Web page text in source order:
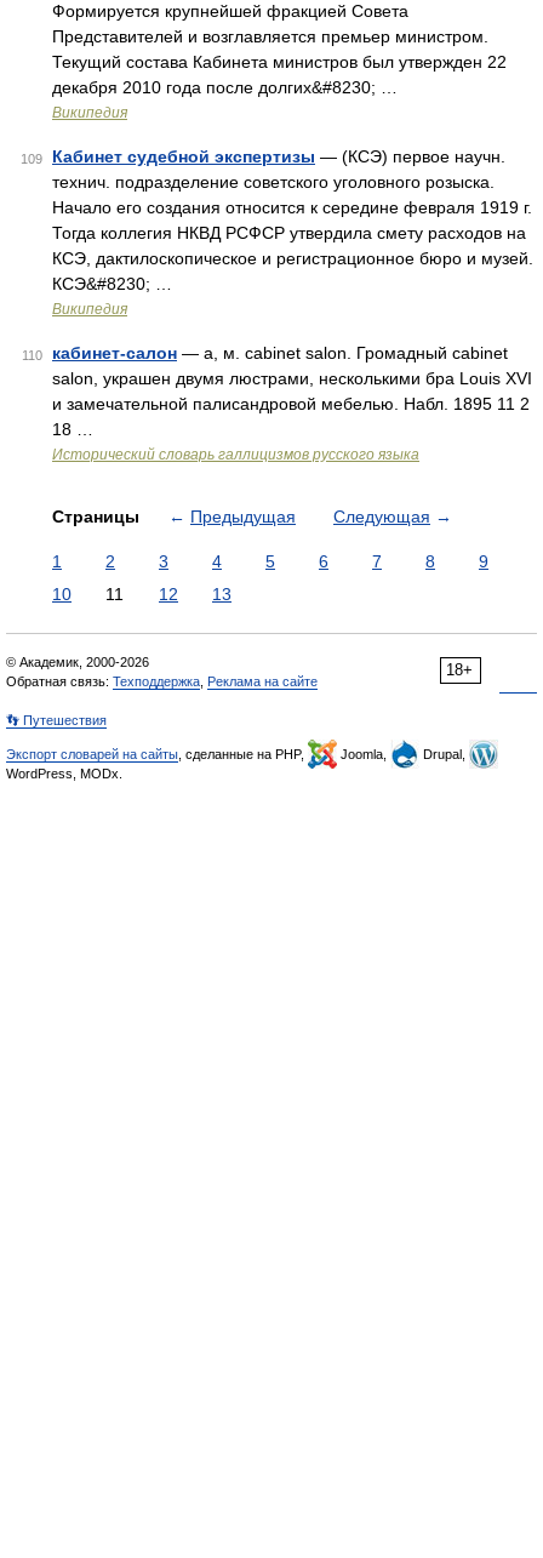
Формируется крупнейшей фракцией Совета
Представителей и возглавляется премьер министром.
Текущий состава Кабинета министров был утвержден 22
декабря 2010 года после долгих&#8230; …
Википедия
109 Кабинет судебной экспертизы — (КСЭ) первое научн.
технич. подразделение советского уголовного розыска.
Начало его создания относится к середине февраля 1919 г.
Тогда коллегия НКВД РСФСР утвердила смету расходов на
КСЭ, дактилоскопическое и регистрационное бюро и музей.
КСЭ&#8230; …
Википедия
110 кабинет-салон — а, м. cabinet salon. Громадный cabinet
salon, украшен двумя люстрами, несколькими бра Louis XVI
и замечательной палисандровой мебелью. Набл. 1895 11 2
18 …
Исторический словарь галлицизмов русского языка
Страницы ← Предыдущая Следующая →
1 2 3 4 5 6 7 8
9
10
11 12 13
18+
© Академик, 2000-2026
Обратная связь: Техподдержка Реклама на сайте
👣 Путешествия
Экспорт словарей на сайты , сделанные на PHP, Joomla,
Drupal,
WordPress, MODx.